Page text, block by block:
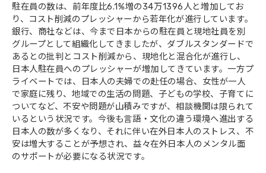
駐在員の数は、前年度比6.1%増の34万1396人と増加してお
り、コスト削減のプレッシャーから若年化が進行しています。
銀行、商社などは、今まで日本からの駐在員と現地社員を別
グループとして組織化してきましたが、ダブルスタンダードで
あるとの批判とコスト削減から、現地化と混合化が進行し、
日本人駐在員へのプレッシャーが増加してきています。一方プ
ライベートでは、日本人の夫婦での赴任の場合、女性が一人
で家庭に残り、地域での生活の問題、子どもの学校、子育てに
ついてなど、不安や問題が山積みですが、相談機関は限られて
いるという状況です。今後も言語・文化の違う環境へ進出する
日本人の数が多くなり、それに伴い在外日本人のストレス、不
安は増大することが予想され、益々在外日本人のメンタル面
のサポートが必要になる状況です。